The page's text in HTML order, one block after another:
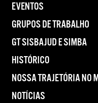
EVENTOS
GRUPOS DE TRABALHO
GT SISBAJUD E SIMBA
HISTÓRICO
NOSSA TRAJETÓRIA NO
NOTÍCIAS